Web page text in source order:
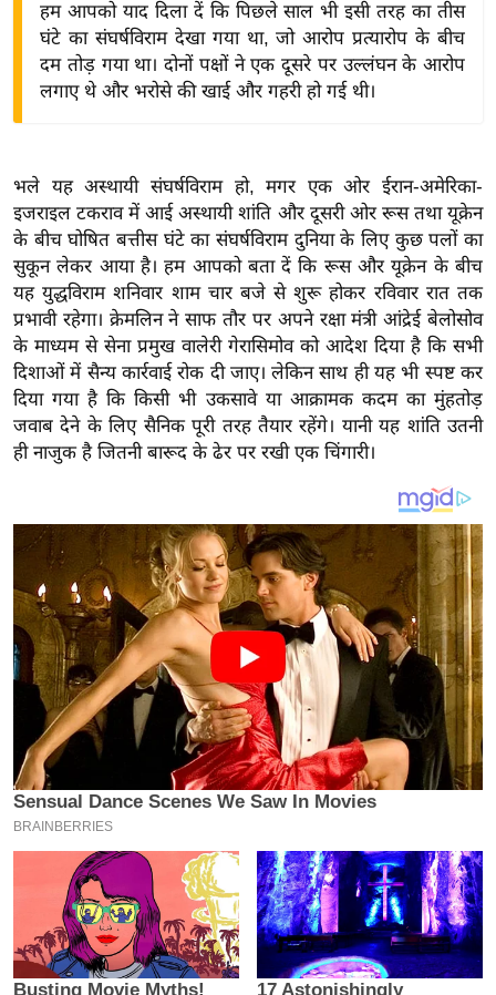
द्यो
शे
ष
ज्ञ
रा
य
ब
ज
ट
खे
के
I
P
L
2
2
6
क्रा
इ
म
पे
प
हम आपको याद दिला दें कि पिछले साल भी इसी तरह का तीस
घंटे का संघर्षविराम देखा गया था, जो आरोप प्रत्यारोप के बीच
दम तोड़ गया था। दोनों पक्षों ने एक दूसरे पर उल्लंघन के आरोप
लगाए थे और भरोसे की खाई और गहरी हो गई थी।
भले यह अस्थायी संघर्षविराम हो, मगर एक ओर ईरान-अमेरिका-
इजराइल टकराव में आई अस्थायी शांति और दूसरी ओर रूस तथा यूक्रेन
के बीच घोषित बत्तीस घंटे का संघर्षविराम दुनिया के लिए कुछ पलों का
सुकून लेकर आया है। हम आपको बता दें कि रूस और यूक्रेन के बीच
यह युद्धविराम शनिवार शाम चार बजे से शुरू होकर रविवार रात तक
प्रभावी रहेगा। क्रेमलिन ने साफ तौर पर अपने रक्षा मंत्री आंद्रेई बेलोसोव
के माध्यम से सेना प्रमुख वालेरी गेरासिमोव को आदेश दिया है कि सभी
दिशाओं में सैन्य कार्रवाई रोक दी जाए। लेकिन साथ ही यह भी स्पष्ट कर
दिया गया है कि किसी भी उकसावे या आक्रामक कदम का मुंहतोड़
जवाब देने के लिए सैनिक पूरी तरह तैयार रहेंगे। यानी यह शांति उतनी
ही नाजुक है जितनी बारूद के ढेर पर रखी एक चिंगारी।